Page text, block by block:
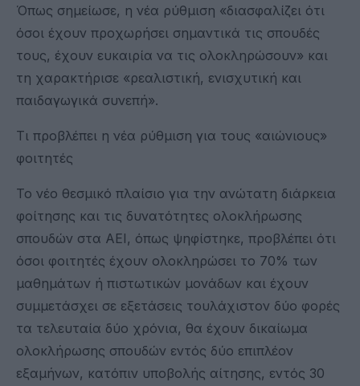
Όπως σημείωσε, η νέα ρύθμιση «διασφαλίζει ότι
όσοι έχουν προχωρήσει σημαντικά τις σπουδές
τους, έχουν ευκαιρία να τις ολοκληρώσουν» και
τη χαρακτήρισε «ρεαλιστική, ενισχυτική και
παιδαγωγικά συνεπή».
Τι προβλέπει η νέα ρύθμιση για τους «αιώνιους»
φοιτητές
Το νέο θεσμικό πλαίσιο για την ανώτατη διάρκεια
φοίτησης και τις δυνατότητες ολοκλήρωσης
σπουδών στα ΑΕΙ, όπως ψηφίστηκε, προβλέπει ότι
όσοι φοιτητές έχουν ολοκληρώσει το 70% των
μαθημάτων ή πιστωτικών μονάδων και έχουν
συμμετάσχει σε εξετάσεις τουλάχιστον δύο φορές
τα τελευταία δύο χρόνια, θα έχουν δικαίωμα
ολοκλήρωσης σπουδών εντός δύο επιπλέον
εξαμήνων, κατόπιν υποβολής αίτησης, εντός 30